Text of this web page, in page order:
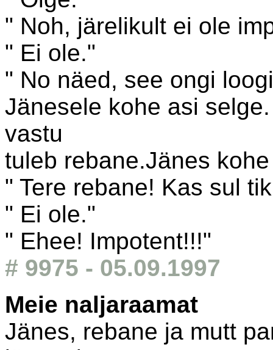
" Noh, järelikult ei ole
" Ei ole."
" No näed, see ongi
Jänesele kohe asi
vastu
tuleb rebane.Jänes
" Tere rebane! Kas sul
" Ei ole."
" Ehee! Impotent!!!"
# 9975 - 05.09.1997
Meie naljaraamat
Jänes, rebane ja mutt